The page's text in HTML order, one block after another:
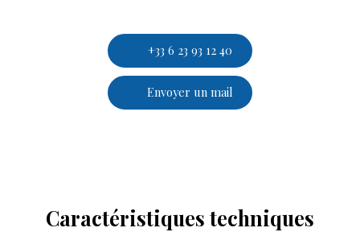
+33 6 23 93 12 40
Envoyer un mail
Caractéristiques techniques